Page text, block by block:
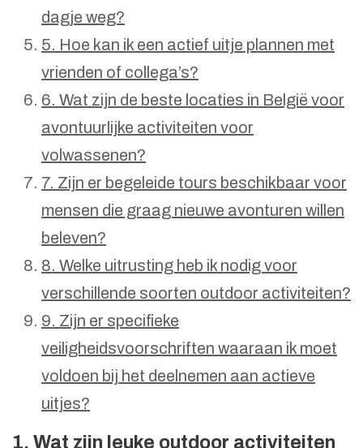
dagje weg?
5. Hoe kan ik een actief uitje plannen met
vrienden of collega’s?
6. Wat zijn de beste locaties in België voor
avontuurlijke activiteiten voor
volwassenen?
7. Zijn er begeleide tours beschikbaar voor
mensen die graag nieuwe avonturen willen
beleven?
8. Welke uitrusting heb ik nodig voor
verschillende soorten outdoor activiteiten?
9. Zijn er specifieke
veiligheidsvoorschriften waaraan ik moet
voldoen bij het deelnemen aan actieve
uitjes?
1. Wat zijn leuke outdoor activiteiten